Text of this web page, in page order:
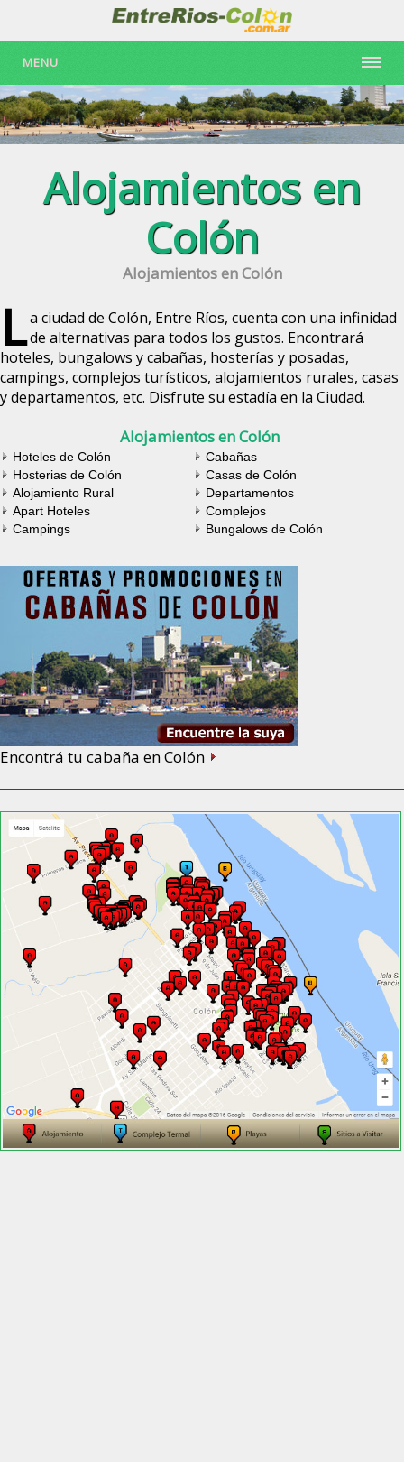
MENU
Alojamientos en
Colón
Alojamientos en Colón
La ciudad de Colón, Entre Ríos, cuenta con una infinidad
de alternativas para todos los gustos. Encontrará
hoteles, bungalows y cabañas, hosterías y posadas,
campings, complejos turísticos, alojamientos rurales, casas
y departamentos, etc. Disfrute su estadía en la Ciudad.
Alojamientos en Colón
Hoteles de Colón
Cabañas
Hosterias de Colón
Casas de Colón
Alojamiento Rural
Departamentos
Apart Hoteles
Complejos
Campings
Bungalows de Colón
Encontrá tu cabaña en Colón